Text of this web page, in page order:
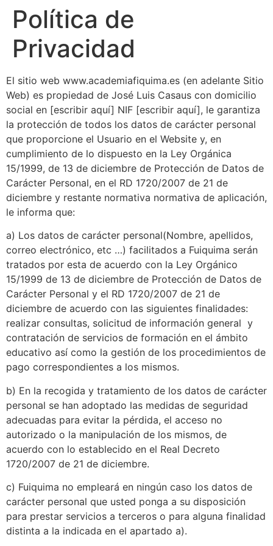
Política de
Privacidad
El sitio web www.academiafiquima.es (en adelante Sitio
Web) es propiedad de José Luis Casaus con domicilio
social en [escribir aquí] NIF [escribir aquí], le garantiza
la protección de todos los datos de carácter personal
que proporcione el Usuario en el Website y, en
cumplimiento de lo dispuesto en la Ley Orgánica
15/1999, de 13 de diciembre de Protección de Datos de
Carácter Personal, en el RD 1720/2007 de 21 de
diciembre y restante normativa normativa de aplicación,
le informa que:
a) Los datos de carácter personal(Nombre, apellidos,
correo electrónico, etc …) facilitados a Fuiquima serán
tratados por esta de acuerdo con la Ley Orgánico
15/1999 de 13 de diciembre de Protección de Datos de
Carácter Personal y el RD 1720/2007 de 21 de
diciembre de acuerdo con las siguientes finalidades:
realizar consultas, solicitud de información general y
contratación de servicios de formación en el ámbito
educativo así como la gestión de los procedimientos de
pago correspondientes a los mismos.
b) En la recogida y tratamiento de los datos de carácter
personal se han adoptado las medidas de seguridad
adecuadas para evitar la pérdida, el acceso no
autorizado o la manipulación de los mismos, de
acuerdo con lo establecido en el Real Decreto
1720/2007 de 21 de diciembre.
c) Fuiquima no empleará en ningún caso los datos de
carácter personal que usted ponga a su disposición
para prestar servicios a terceros o para alguna finalidad
distinta a la indicada en el apartado a).